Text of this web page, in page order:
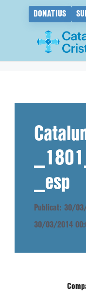
DONATIUS
_esp
Publicat: 30/
30/03/2014